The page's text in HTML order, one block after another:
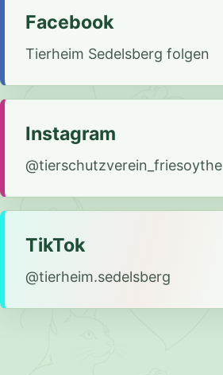
Facebook
Tierheim Sedelsberg folgen
Instagram
@tierschutzverein_friesoythe
TikTok
@tierheim.sedelsberg